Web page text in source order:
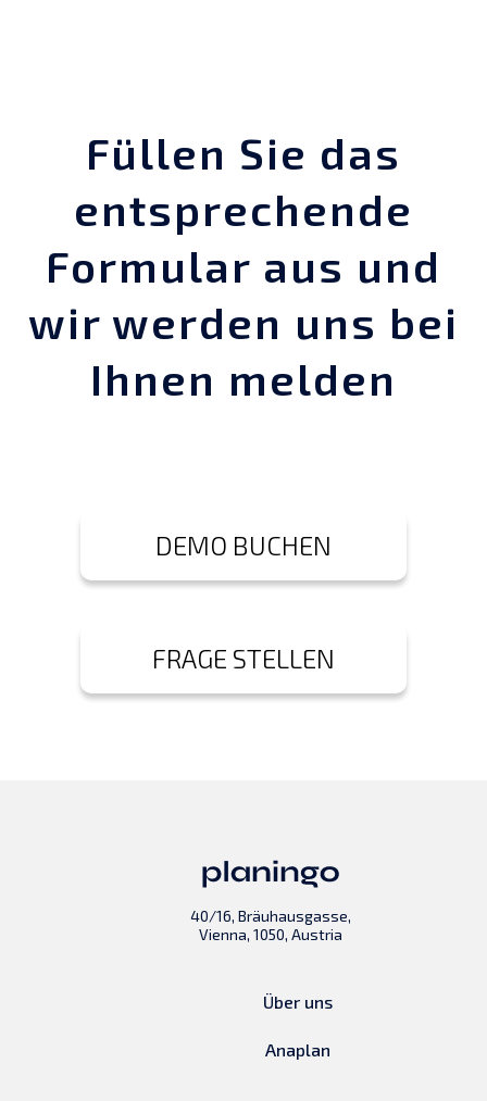
Füllen Sie das
entsprechende
Formular aus und
wir werden uns bei
Ihnen melden
DEMO BUCHEN
FRAGE STELLEN
40/16, Bräuhausgasse,
Vienna, 1050, Austria
Über uns
Anaplan